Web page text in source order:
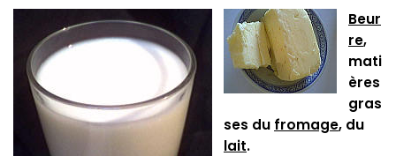
Beur
re,
mati
ères
gras
ses du fromage, du
lait.